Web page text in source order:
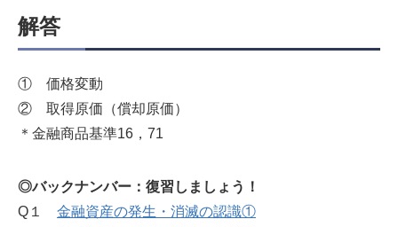
解答
① 価格変動
② 取得原価（償却原価）
＊金融商品基準16，71
◎バックナンバー：復習しましょう！
Q１ 金融資産の発生・消滅の認識①